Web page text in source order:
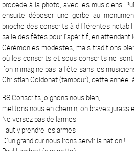
procède à la photo, avec les musiciens.
ensuite déposer une gerbe au
brioche des conscrits à différentes
salle des fêtes pour l’apéritif, en attendant
Cérémonies modestes, mais traditions
où les conscrits et sous-conscrits ne sont
l’on n’imagine pas la fête sans les
Christian Coldonat (tambour), cette année
B8 Conscrits joignons nous bien,
mettons nous en chemin, oh braves
Ne versez pas de larmes
Faut y prendre les armes
D’un grand cur nous irons servir la nation !